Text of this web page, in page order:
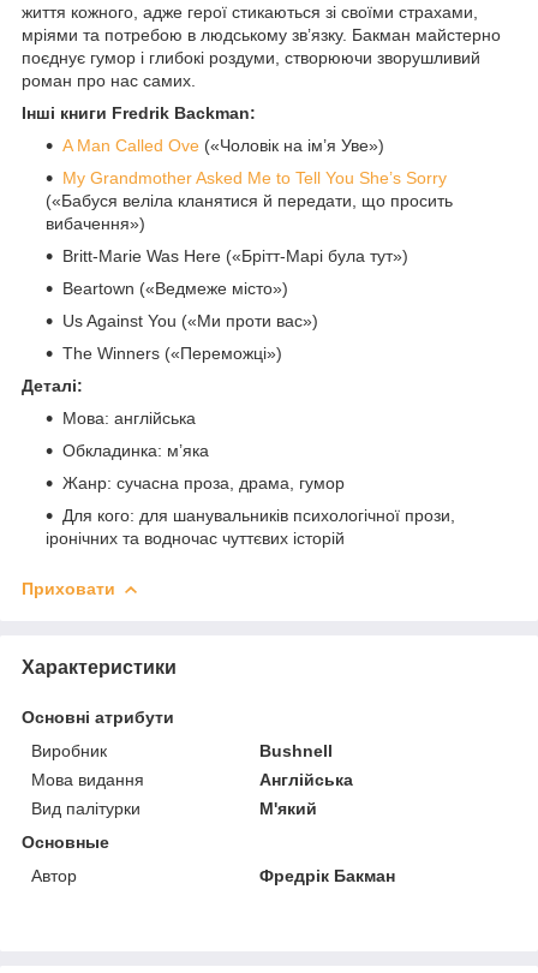
життя кожного, адже герої стикаються зі своїми страхами,
мріями та потребою в людському зв’язку. Бакман майстерно
поєднує гумор і глибокі роздуми, створюючи зворушливий
роман про нас самих.
Інші книги Fredrik Backman:
A Man Called Ove («Чоловік на ім’я Уве»)
My Grandmother Asked Me to Tell You She’s Sorry
(«Бабуся веліла кланятися й передати, що просить
вибачення»)
Britt-Marie Was Here («Брітт-Марі була тут»)
Beartown («Ведмеже місто»)
Us Against You («Ми проти вас»)
The Winners («Переможці»)
Деталі:
Мова: англійська
Обкладинка: м’яка
Жанр: сучасна проза, драма, гумор
Для кого: для шанувальників психологічної прози,
іронічних та водночас чуттєвих історій
Приховати
Характеристики
Основні атрибути
Виробник
Bushnell
Мова видання
Англійська
Вид палітурки
М'який
Основные
Автор
Фредрік Бакман